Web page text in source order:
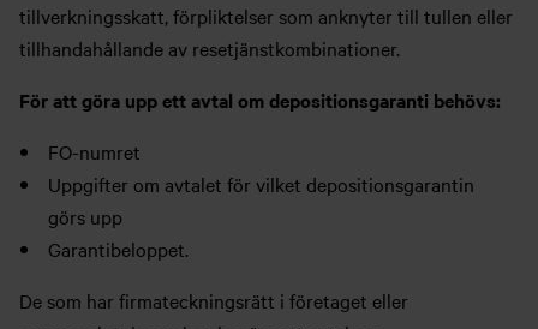
tillverkningsskatt, förpliktelser som anknyter till tullen eller
tillhandahållande av resetjänstkombinationer.
För att göra upp ett avtal om depositionsgaranti behövs:
FO-numret
Uppgifter om avtalet för vilket depositionsgarantin
görs upp
Garantibeloppet.
De som har firmateckningsrätt i företaget eller